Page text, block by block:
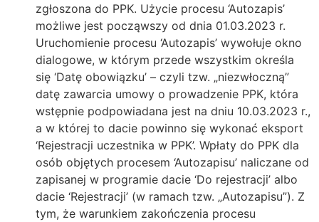
zgłoszona do PPK. Użycie procesu ‘Autozapis’
możliwe jest począwszy od dnia 01.03.2023 r.
Uruchomienie procesu ‘Autozapis’ wywołuje okno
dialogowe, w którym przede wszystkim określa
się ‘Datę obowiązku’ – czyli tzw. „niezwłoczną”
datę zawarcia umowy o prowadzenie PPK, która
wstępnie podpowiadana jest na dniu 10.03.2023 r.,
a w której to dacie powinno się wykonać eksport
‘Rejestracji uczestnika w PPK’. Wpłaty do PPK dla
osób objętych procesem ‘Autozapisu’ naliczane od
zapisanej w programie dacie ‘Do rejestracji’ albo
dacie ‘Rejestracji’ (w ramach tzw. „Autozapisu”). Z
tym, że warunkiem zakończenia procesu